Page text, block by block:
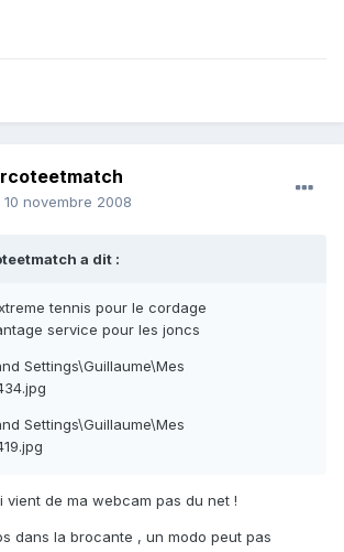
10 novembre 2008
a dit :
tennis pour le cordage
service pour les joncs
Settings\Guillaume\Mes
Settings\Guillaume\Mes
de ma webcam pas du net !
dans la brocante , un modo peut pas